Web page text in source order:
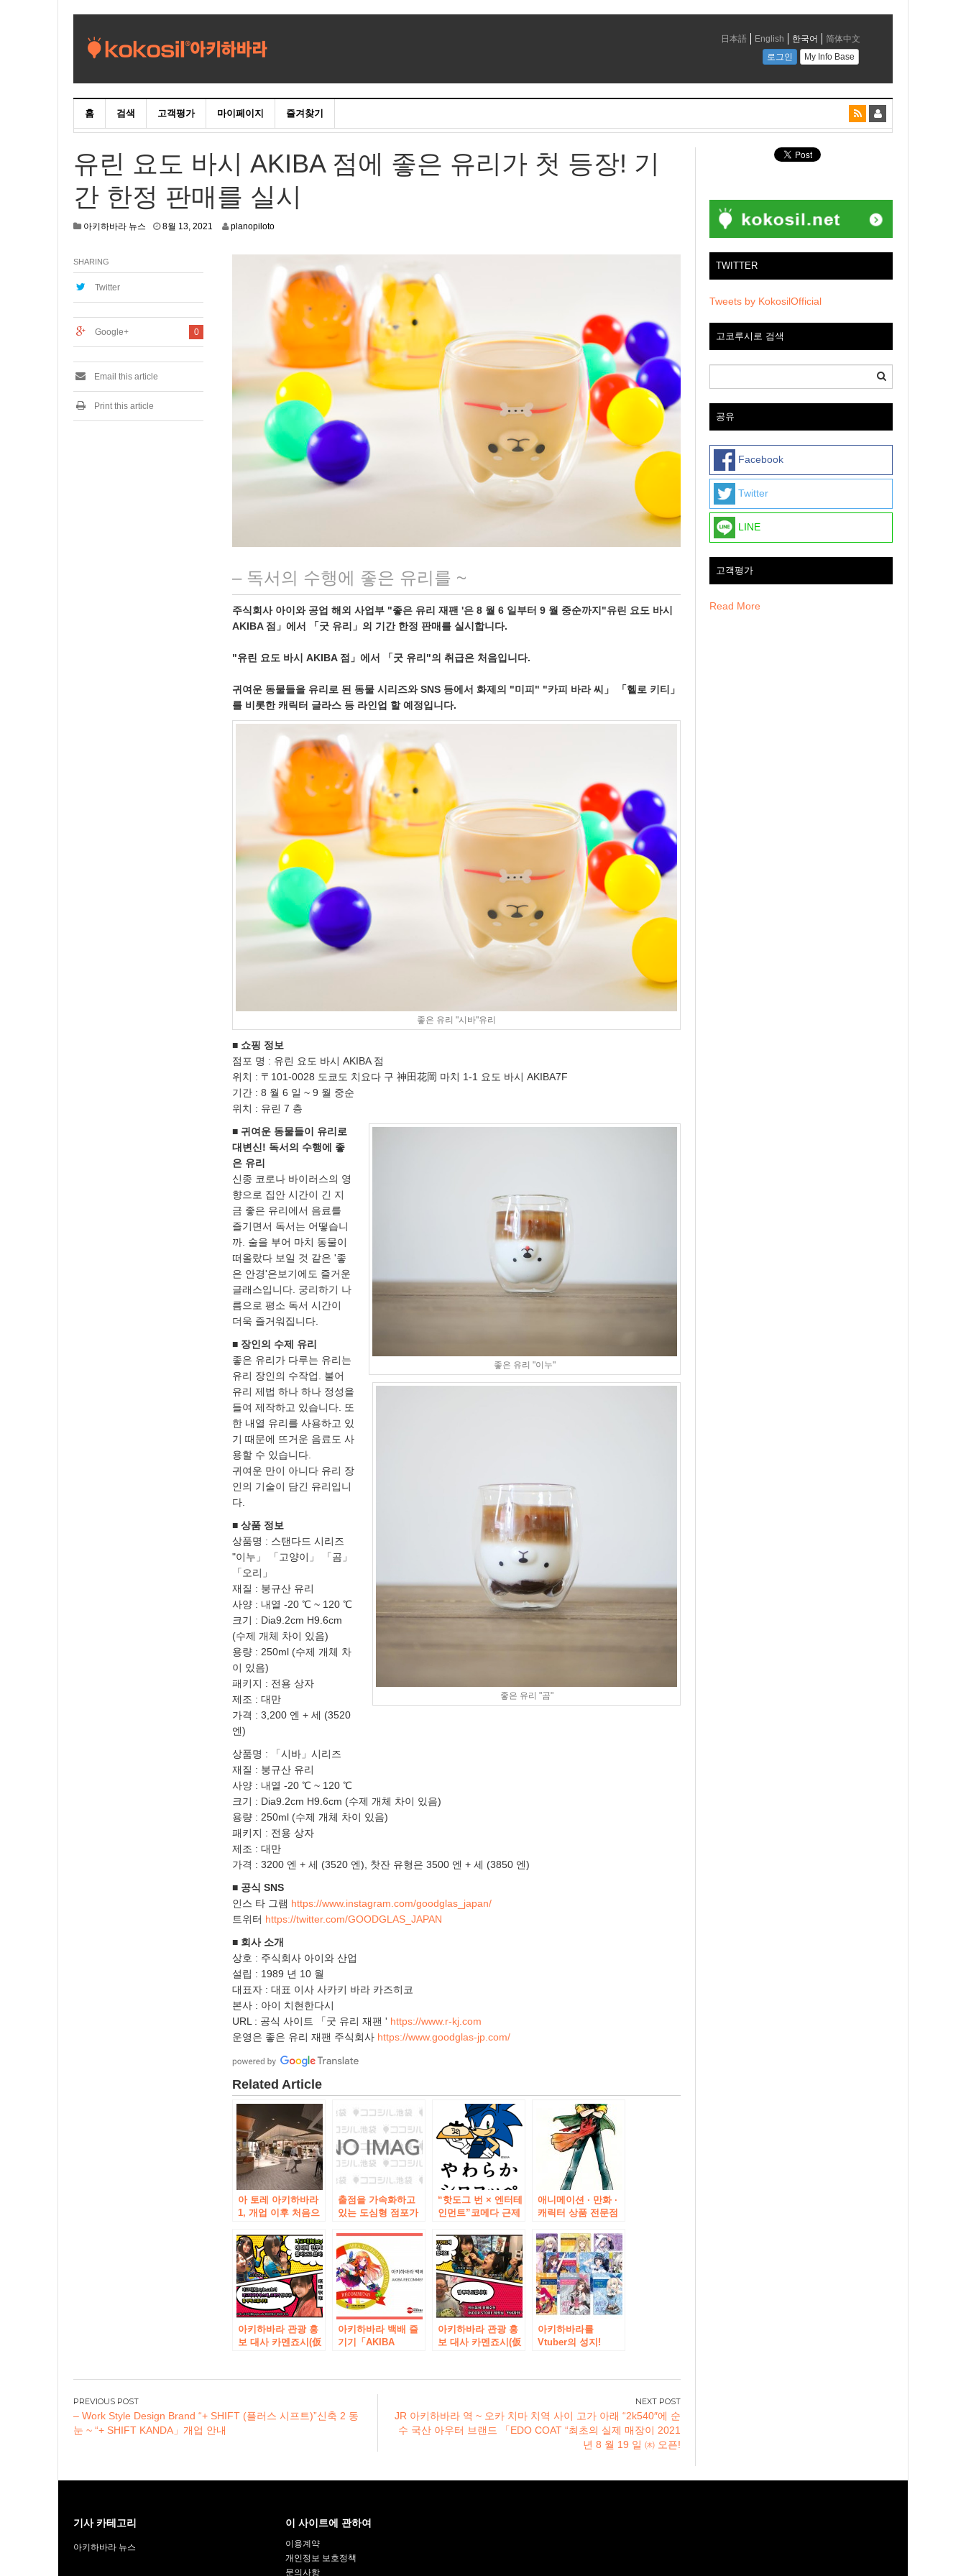
홈 검색 고객평가 마이페이지 즐겨찾기
유린 요도 바시 AKIBA 점에 좋은 유리가 첫 등장! 기
간 한정 판매를 실시
아키하바라 뉴스 8월 13, 2021 planopiloto
– 독서의 수행에 좋은 유리를 ~
주식회사 아이와 공업 해외 사업부 "좋은 유리 재팬 '은 8 월 6 일부터 9 월 중순까지"유린 요도 바시
AKIBA 점」에서 「굿 유리」의 기간 한정 판매를 실시합니다.
"유린 요도 바시 AKIBA 점」에서 「굿 유리"의 취급은 처음입니다.
귀여운 동물들을 유리로 된 동물 시리즈와 SNS 등에서 화제의 "미피" "카피 바라 씨」 「헬로 키티」
를 비롯한 캐릭터 글라스 등 라인업 할 예정입니다.
좋은 유리 "시바"유리
■ 쇼핑 정보
점포 명 : 유린 요도 바시 AKIBA 점
위치 : 〒101-0028 도쿄도 치요다 구 神田花岡 마치 1-1 요도 바시 AKIBA7F
기간 : 8 월 6 일 ~ 9 월 중순
위치 : 유린 7 층
좋은 유리 "이누"
■ 귀여운 동물들이 유리로
대변신! 독서의 수행에 좋
은 유리
신종 코로나 바이러스의 영
향으로 집안 시간이 긴 지
금 좋은 유리에서 음료를
즐기면서 독서는 어떻습니
까. 술을 부어 마치 동물이
떠올랐다 보일 것 같은 '좋
은 안경'은보기에도 즐거운
글래스입니다. 궁리하기 나
름으로 평소 독서 시간이
더욱 즐거워집니다.
좋은 유리 "곰"
■ 장인의 수제 유리
좋은 유리가 다루는 유리는
유리 장인의 수작업. 불어
유리 제법 하나 하나 정성을
들여 제작하고 있습니다. 또
한 내열 유리를 사용하고 있
기 때문에 뜨거운 음료도 사
용할 수 있습니다.
귀여운 만이 아니다 유리 장
인의 기술이 담긴 유리입니
다.
■ 상품 정보
상품명 : 스탠다드 시리즈
"이누」 「고양이」 「곰」
「오리」
재질 : 붕규산 유리
사양 : 내열 -20 ℃ ~ 120 ℃
크기 : Dia9.2cm H9.6cm
(수제 개체 차이 있음)
용량 : 250ml (수제 개체 차
이 있음)
패키지 : 전용 상자
제조 : 대만
가격 : 3,200 엔 + 세 (3520
엔)
상품명 : 「시바」시리즈
재질 : 붕규산 유리
사양 : 내열 -20 ℃ ~ 120 ℃
크기 : Dia9.2cm H9.6cm (수제 개체 차이 있음)
용량 : 250ml (수제 개체 차이 있음)
패키지 : 전용 상자
제조 : 대만
가격 : 3200 엔 + 세 (3520 엔), 찻잔 유형은 3500 엔 + 세 (3850 엔)
■ 공식 SNS
인스 타 그램 https://www.instagram.com/goodglas_japan/
트위터 https://twitter.com/GOODGLAS_JAPAN
■ 회사 소개
상호 : 주식회사 아이와 산업
설립 : 1989 년 10 월
대표자 : 대표 이사 사카키 바라 카즈히코
본사 : 아이 치현한다시
URL : 공식 사이트 「굿 유리 재팬 ' https://www.r-kj.com
운영은 좋은 유리 재팬 주식회사 https://www.goodglas-jp.com/
Related Article
아 토레 아키하바라
1, 개업 이후 처음으
~ 2 월부터 순차적으
로 오픈 예정 ~
출점을 가속화하고
있는 도심형 점포가
장! ! “스시 아키하바
라 역전 점」11 월
20 일 (수) 오픈!
“핫도그 번 × 엔터테
인먼트”코메다 근제
뻬”아키하바라 점
2018 년 10 월 19 일
(금) 10시 오픈
애니메이션 · 만화 ·
캐릭터 상품 전문점
마」와 「애니메이
트 아키하바라」가
이번 봄 리뉴얼 오픈!
한정 상품 등 오픈 기
념 캠페인도 실시 예
정
아키하바라 관광 홍
보 대사 카멘죠시(仮
(和)style.cafe
아키하바라 백배 즐
기기「AKIBA
아키하바라 관광 홍
보 대사 카멘죠시(仮
STORE
아키하바라를
Vtuber의 성지!
명의 Vtuber가 공식
가을」개최 결정! 아
키하바라 가상 관광
대사 “키즈나아
SHARING
Twitter
0
Google+
Email this article
Print this article
글
탐
색
– Work Style Design Brand “+ SHIFT (플러스 시프트)”신축 2 동
눈 ~ “+ SHIFT KANDA」개업 안내
JR 아키하바라 역 ~ 오카 치마 치역 사이 고가 아래 “2k540″에 순
수 국산 아우터 브랜드 「EDO COAT “최초의 실제 매장이 2021
년 8 월 19 일 ㈭ 오픈!
TWITTER
Tweets by KokosilOfficial
고코루시로 검색
공유
Facebook
Twitter
LINE
고객평가
Read More
기사 카테고리
아키하바라 뉴스
이 사이트에 관하여
이용계약
개인정보 보호정책
문의사항